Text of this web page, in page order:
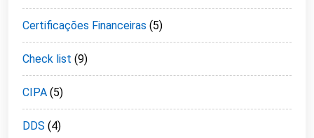
Certificações Financeiras (5)
Check list (9)
CIPA (5)
DDS (4)